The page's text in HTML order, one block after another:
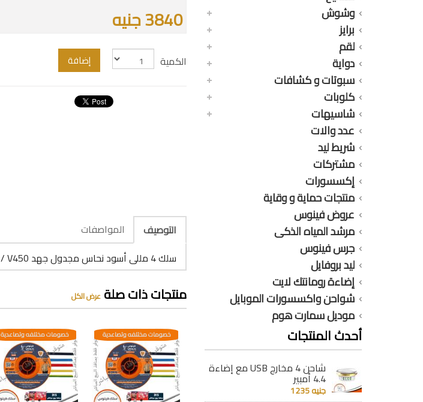
وشوش
برايز
لقم
دواية
سبوتات و كشافات
كلوبات
شاسيهات
عدد والات
شريط ليد
مشتركات
إكسسورات
منتجات حماية و وقاية
عروض فينوس
مرشد المياه الذكى
جرس فينوس
ليد بروفايل
إضاءة رومانتك لايت
شواحن واكسسورات الموبايل
موديل سمارت هوم
أحدث المنتجات
شاحن 4 مخارج USB مع إضاءة
4.4 أمبير
جنيه 1235
3840 جنيه
الكمية إضافة
التوصيف
المواصفات
سلك 4 مللى أسود نحاس مجدول جهد V750 / V450
منتجات ذات صلةعرض الكل
خصومات مختلفه وتصاعدية خصومات مختلفه وتصاعدية خصومات مختلفه وتصاعدية